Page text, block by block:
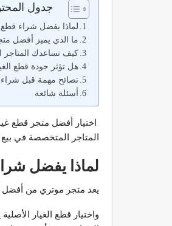
جدول
لماذا يفضل شراء قطع
ما الذي يميز أفضل
كيف تساعدك المتاجر
هل تؤثر جودة قطع
نصائح مهمة قبل شراء
أسئلة شائعة
اختيار أفضل متجر قطع
المتاجر المتخصصة في
لماذا يفضل
يعد متجر موتري من أفضل
واختيار قطع الغيار